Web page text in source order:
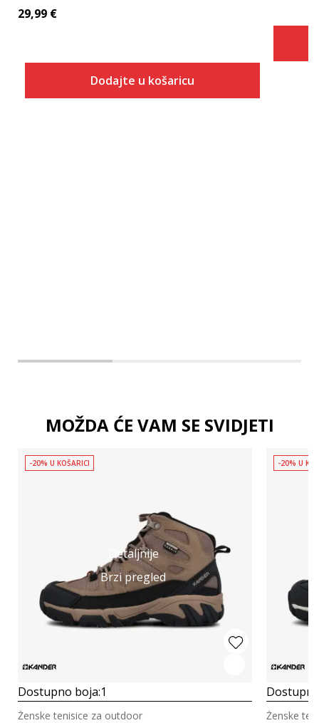
29,99 €
Dodajte u košaricu
MOŽDA ĆE VAM SE SVIDJETI
Detaljnije
Brzi pregled
-20% U KOŠARICI
Dostupno boja:1
Ženske tenisice za outdoor
-20% U
Ženske